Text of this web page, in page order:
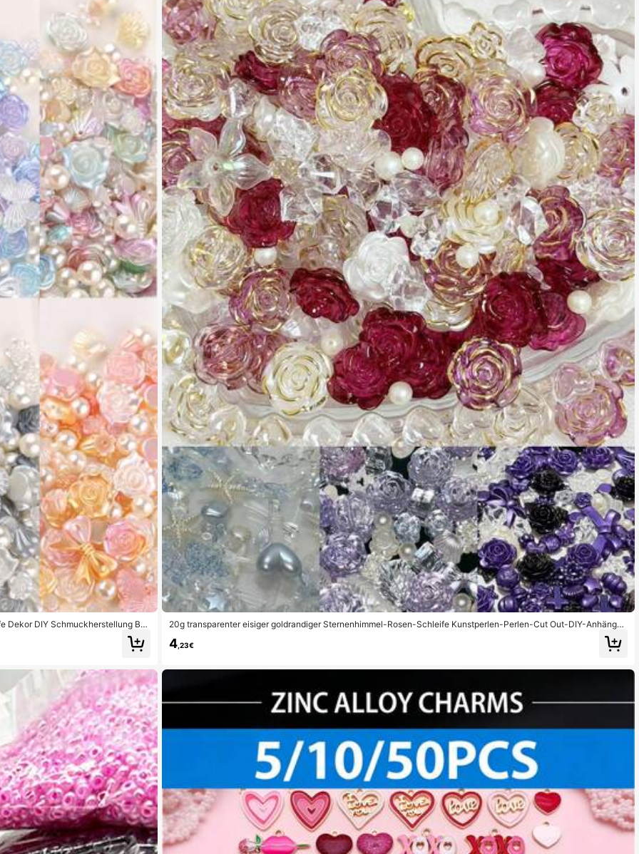
Dekor DIY Schmuckherstellung Bas
20g transparenter eisiger goldrandiger Sternenhimmel-Rosen-Schleife Kunstperlen-Perlen-Cut Out-DIY-Anhänger,
4,23€